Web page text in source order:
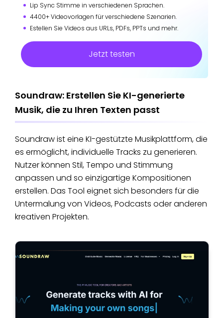
Lip Sync Stimme in verschiedenen Sprachen.
4400+ Videovorlagen für verschiedene Szenarien.
Estellen Sie Videos aus URLs, PDFs, PPTs und mehr.
Jetzt testen
Soundraw: Erstellen Sie KI-generierte
Musik, die zu Ihren Texten passt
Soundraw ist eine KI-gestützte Musikplattform, die
es ermöglicht, individuelle Tracks zu generieren.
Nutzer können Stil, Tempo und Stimmung
anpassen und so einzigartige Kompositionen
erstellen. Das Tool eignet sich besonders für die
Untermalung von Videos, Podcasts oder anderen
kreativen Projekten.